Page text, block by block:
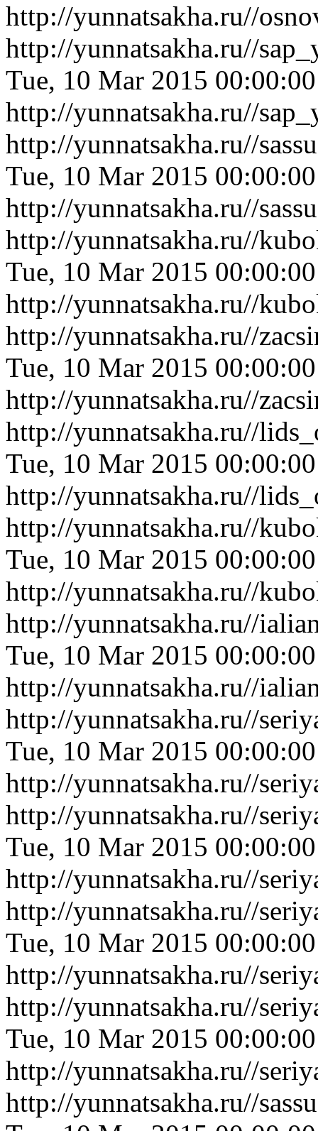
http://yunnatsakha.ru//
http://yunnatsakha.ru//
Tue, 10 Mar 2015
http://yunnatsakha.ru//
http://yunnatsakha.ru//
Tue, 10 Mar 2015
http://yunnatsakha.ru//
http://yunnatsakha.ru//
Tue, 10 Mar 2015
http://yunnatsakha.ru//
http://yunnatsakha.ru//
Tue, 10 Mar 2015
http://yunnatsakha.ru//
http://yunnatsakha.ru//
Tue, 10 Mar 2015
http://yunnatsakha.ru//
http://yunnatsakha.ru//
Tue, 10 Mar 2015
http://yunnatsakha.ru//
http://yunnatsakha.ru//
Tue, 10 Mar 2015
http://yunnatsakha.ru//
http://yunnatsakha.ru//
Tue, 10 Mar 2015
http://yunnatsakha.ru//
http://yunnatsakha.ru//
Tue, 10 Mar 2015
http://yunnatsakha.ru//
http://yunnatsakha.ru//
Tue, 10 Mar 2015
http://yunnatsakha.ru//
http://yunnatsakha.ru//
Tue, 10 Mar 2015
http://yunnatsakha.ru//
http://yunnatsakha.ru//